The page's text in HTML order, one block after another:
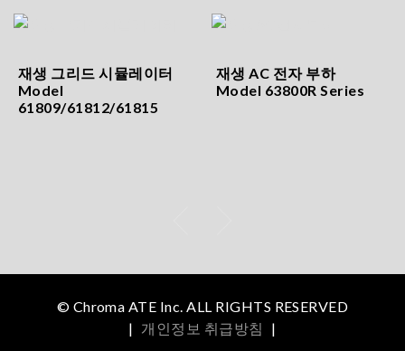
재생 그리드 시뮬레이터
Model
61809/61812/61815
재생 AC 전자 부하
Model 63800R Series
© Chroma ATE Inc. ALL RIGHTS RESERVED
| 개인정보 취급방침 |